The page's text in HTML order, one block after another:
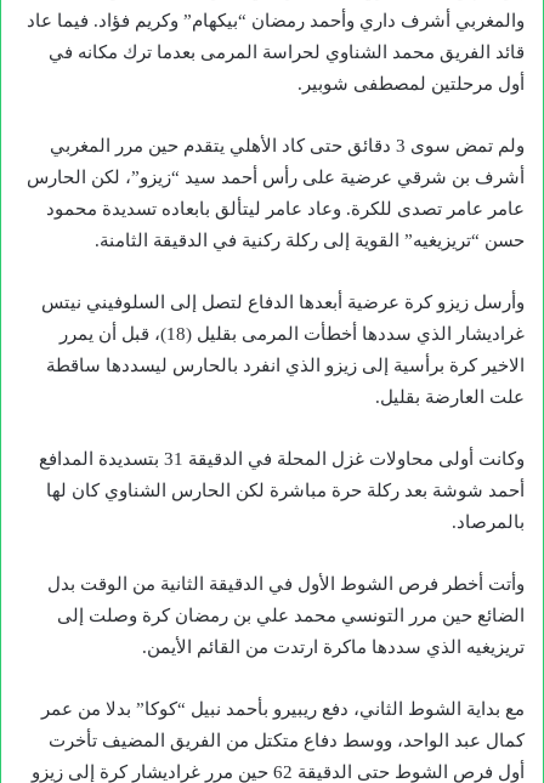
والمغربي أشرف داري وأحمد رمضان “بيكهام” وكريم فؤاد. فيما عاد
قائد الفريق محمد الشناوي لحراسة المرمى بعدما ترك مكانه في
أول مرحلتين لمصطفى شوبير.
ولم تمض سوى 3 دقائق حتى كاد الأهلي يتقدم حين مرر المغربي
أشرف بن شرقي عرضية على رأس أحمد سيد “زيزو”، لكن الحارس
عامر عامر تصدى للكرة. وعاد عامر ليتألق بابعاده تسديدة محمود
حسن “تريزيغيه” القوية إلى ركلة ركنية في الدقيقة الثامنة.
وأرسل زيزو كرة عرضية أبعدها الدفاع لتصل إلى السلوفيني نيتس
غراديشار الذي سددها أخطأت المرمى بقليل (18)، قبل أن يمرر
الاخير كرة برأسية إلى زيزو الذي انفرد بالحارس ليسددها ساقطة
علت العارضة بقليل.
وكانت أولى محاولات غزل المحلة في الدقيقة 31 بتسديدة المدافع
أحمد شوشة بعد ركلة حرة مباشرة لكن الحارس الشناوي كان لها
بالمرصاد.
وأتت أخطر فرص الشوط الأول في الدقيقة الثانية من الوقت بدل
الضائع حين مرر التونسي محمد علي بن رمضان كرة وصلت إلى
تريزيغيه الذي سددها ماكرة ارتدت من القائم الأيمن.
مع بداية الشوط الثاني، دفع ريبيرو بأحمد نبيل “كوكا” بدلا من عمر
كمال عبد الواحد، ووسط دفاع متكتل من الفريق المضيف تأخرت
أول فرص الشوط حتى الدقيقة 62 حين مرر غراديشار كرة إلى زيزو